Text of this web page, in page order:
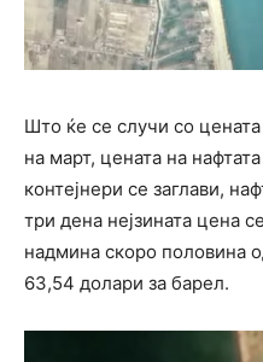
Што ќе се случи со
на март, цената на
контејнери се заглави,
три дена нејзината цена
надмина скоро половина
63,54 долари за барел.